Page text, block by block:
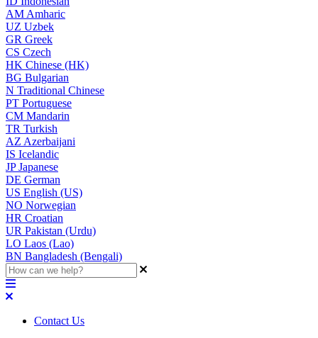
AM Amharic
UZ Uzbek
GR Greek
CS Czech
HK Chinese (HK)
BG Bulgarian
N Traditional Chinese
PT Portuguese
CM Mandarin
TR Turkish
AZ Azerbaijani
IS Icelandic
JPJapanese
DE German
US English (US)
NO Norwegian
HR Croatian
UR Pakistan (Urdu)
LO Laos (Lao)
BN Bangladesh (Bengali)
Contact Us